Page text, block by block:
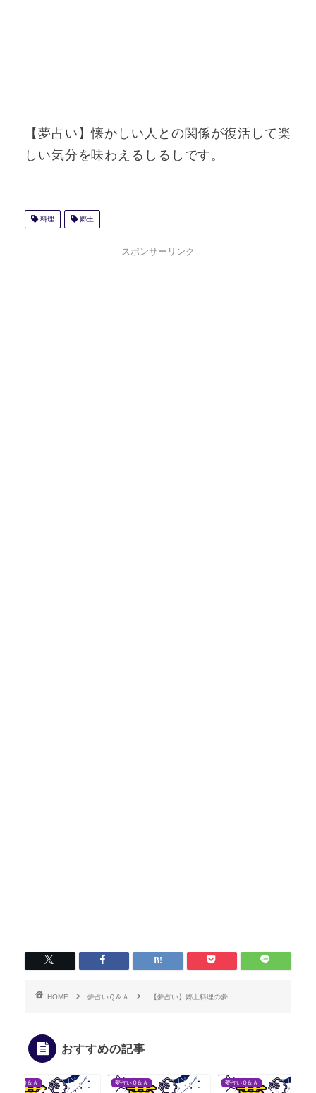
【夢占い】懐かしい人との関係が復活して楽
しい気分を味わえるしるしです。
料理 郷土
スポンサーリンク
HOME 夢占いＱ＆Ａ 【夢占い】郷土料理の夢
おすすめの記事
夢占いＱ＆Ａ 夢占いＱ＆Ａ 夢占いＱ＆Ａ